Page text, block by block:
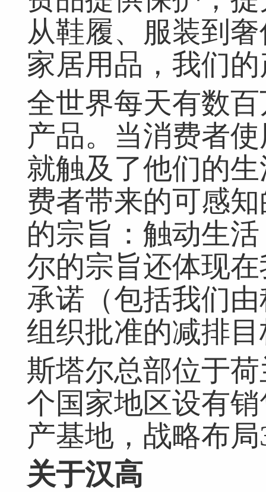
从鞋履、服装到
家居用品，我们
全世界每天有数
产品。当消费者
就触及了他们的
费者带来的可感
的宗旨：触动生
尔的宗旨还体现
承诺（包括我们
组织批准的减排
斯塔尔总部位于
个国家地区设有
产基地，战略布
关于汉高
网友跟帖 共 0条 登录名： 密码： 匿名发布 验
网友评论仅供其表达个人看法，并不表明本网同意其观点或证实其描